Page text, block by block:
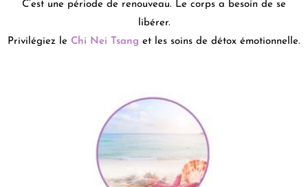
C’est une période de renouveau. Le corps a besoin de se
libérer.
Privilégiez le Chi Nei Tsang et les soins de détox émotionnelle.